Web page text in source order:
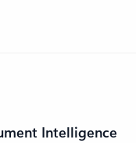
Intelligence